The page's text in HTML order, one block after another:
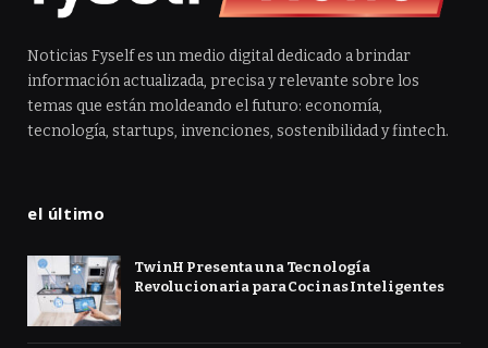
Noticias Fyself es un medio digital dedicado a brindar
información actualizada, precisa y relevante sobre los
temas que están moldeando el futuro: economía,
tecnología, startups, invenciones, sostenibilidad y fintech.
el último
TwinH Presenta una Tecnología
Revolucionaria para Cocinas Inteligentes